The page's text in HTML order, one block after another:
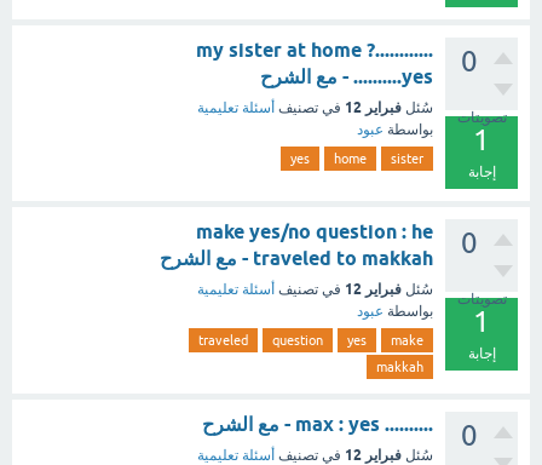
0
تصويتات
1
إجابة
............my sister at home ?
yes.......... - مع الشرح
سُئل فبراير 12 في تصنيف أسئلة تعليمية
بواسطة عبود
sister
home
yes
0
تصويتات
1
إجابة
make yes/no question : he
traveled to makkah - مع الشرح
سُئل فبراير 12 في تصنيف أسئلة تعليمية
بواسطة عبود
make
yes
question
traveled
makkah
0 .......... max : yes - مع الشرح
سُئل فبراير 12 في تصنيف أسئلة تعليمية